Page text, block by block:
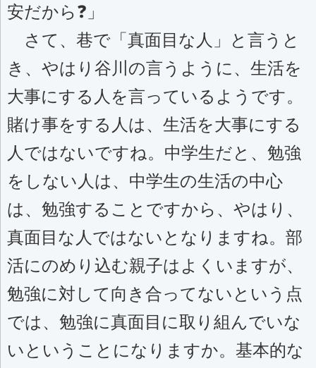
安だから❓」
さて、巷で「真面目な人」と言うと
き、やはり谷川の言うように、生活を
大事にする人を言っているようです。
賭け事をする人は、生活を大事にする
人ではないですね。中学生だと、勉強
をしない人は、中学生の生活の中心
は、勉強することですから、やはり、
真面目な人ではないとなりますね。部
活にのめり込む親子はよくいますが、
勉強に対して向き合ってないという点
では、勉強に真面目に取り組んでいな
いということになりますか。基本的な